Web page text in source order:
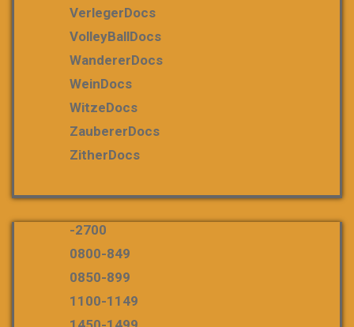
VerlegerDocs
VolleyBallDocs
WandererDocs
WeinDocs
WitzeDocs
ZaubererDocs
ZitherDocs
-2700
0800-849
0850-899
1100-1149